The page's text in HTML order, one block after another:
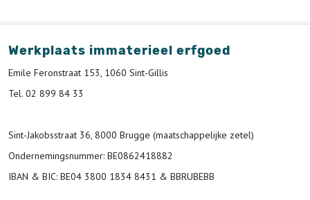
Werkplaats immaterieel erfgoed
Emile Feronstraat 153, 1060 Sint-Gillis
Tel. 02 899 84 33
Sint-Jakobsstraat 36, 8000 Brugge (maatschappelijke zetel)
Ondernemingsnummer: BE0862418882
IBAN & BIC: BE04 3800 1834 8431 & BBRUBEBB